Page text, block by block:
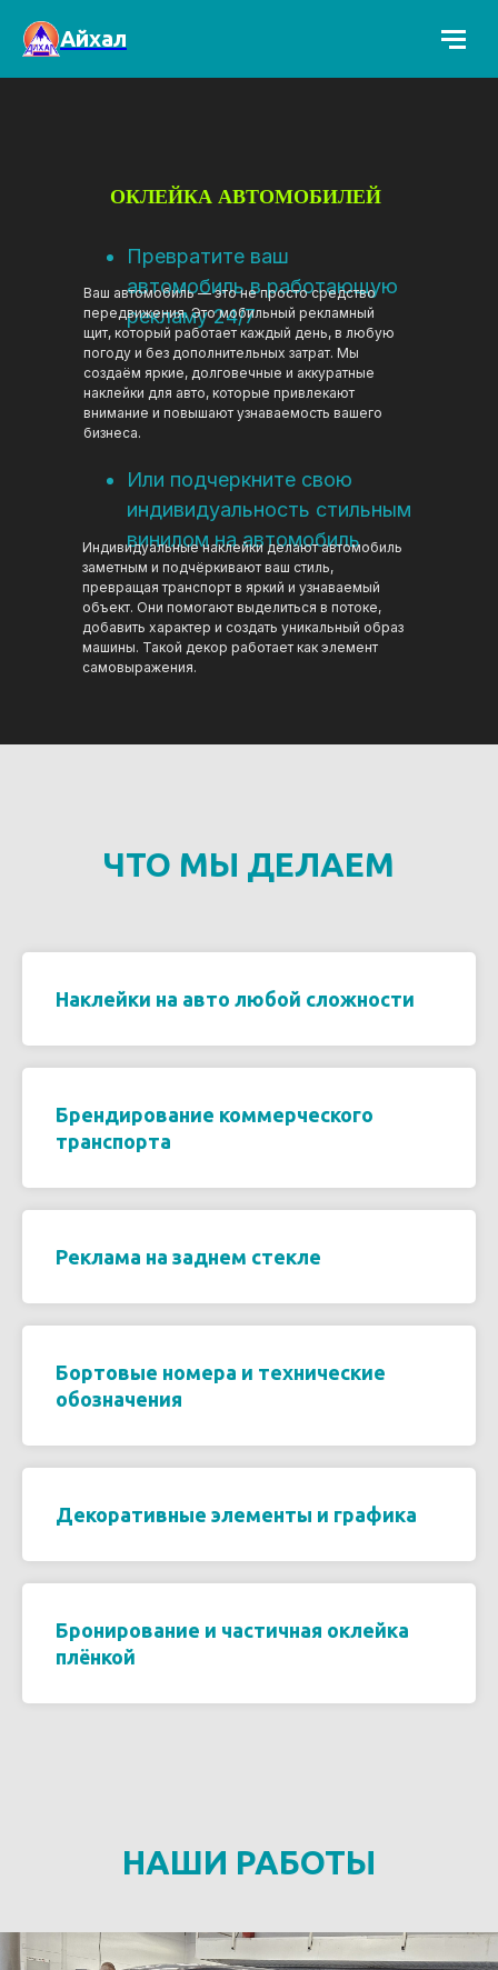
Айхал
ОКЛЕЙКА АВТОМОБИЛЕЙ
Превратите ваш
автомобиль в работающую
рекламу 24/7
Или подчеркните свою
индивидуальность стильным
винилом на автомобиль
Ваш автомобиль — это не просто средство
передвижения. Это мобильный рекламный
щит, который работает каждый день, в любую
погоду и без дополнительных затрат. Мы
создаём яркие, долговечные и аккуратные
наклейки для авто, которые привлекают
внимание и повышают узнаваемость вашего
бизнеса.
Индивидуальные наклейки делают автомобиль
заметным и подчёркивают ваш стиль,
превращая транспорт в яркий и узнаваемый
объект. Они помогают выделиться в потоке,
добавить характер и создать уникальный образ
машины. Такой декор работает как элемент
самовыражения.
ЧТО МЫ ДЕЛАЕМ
Наклейки на авто любой сложности
Брендирование коммерческого
транспорта
Реклама на заднем стекле
Бортовые номера и технические
обозначения
Декоративные элементы и графика
Бронирование и частичная оклейка
плёнкой
НАШИ РАБОТЫ